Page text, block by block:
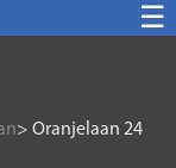
☰
> Oranjelaan 24